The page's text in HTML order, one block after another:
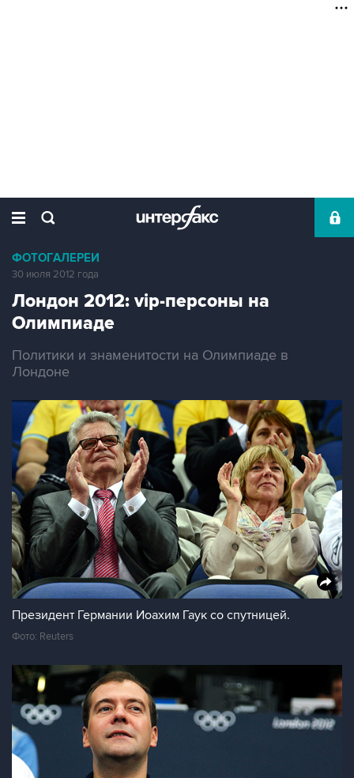
ФОТОГАЛЕРЕИ
30 июля 2012 года
Лондон 2012: vip-персоны на
Олимпиаде
Политики и знаменитости на Олимпиаде в
Лондоне
Президент Германии Иоахим Гаук со спутницей.
Фото: Reuters